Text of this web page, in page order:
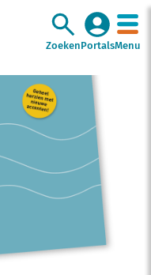
Zoeken PortalsMenu